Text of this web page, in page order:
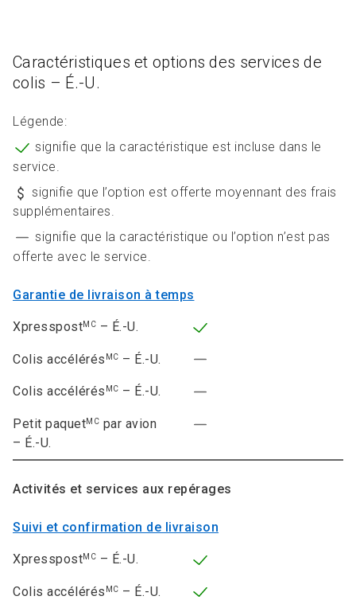
Caractéristiques et options des services de
colis – É.-U.
Légende:
signifie que la caractéristique est incluse dans le
service.
signifie que l’option est offerte moyennant des frais
supplémentaires.
signifie que la caractéristique ou l’option n’est pas
offerte avec le service.
Garantie de livraison à temps
XpresspostMC – É.-U.
Colis accélérés MC – É.-U.
Colis accélérés MC – É.-U.
Petit paquetMC par avion
– É.-U.
Activités et services aux repérages
Suivi et confirmation de livraison
XpresspostMC – É.-U.
Colis accélérés MC – É.-U.